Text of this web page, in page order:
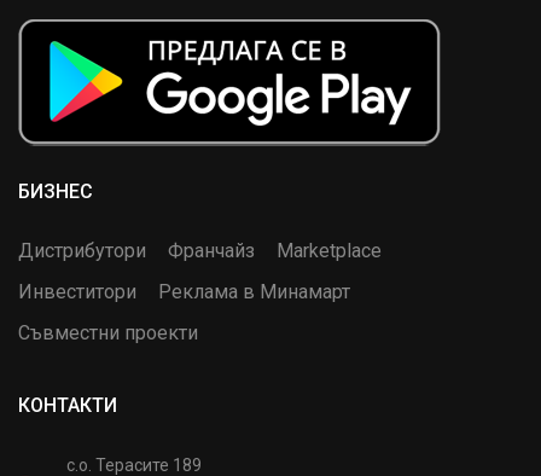
БИЗНЕС
Дистрибутори Франчайз
Marketplace
Инвеститори
Реклама в Минамарт
Съвместни проекти
КОНТАКТИ
с.о. Терасите 189